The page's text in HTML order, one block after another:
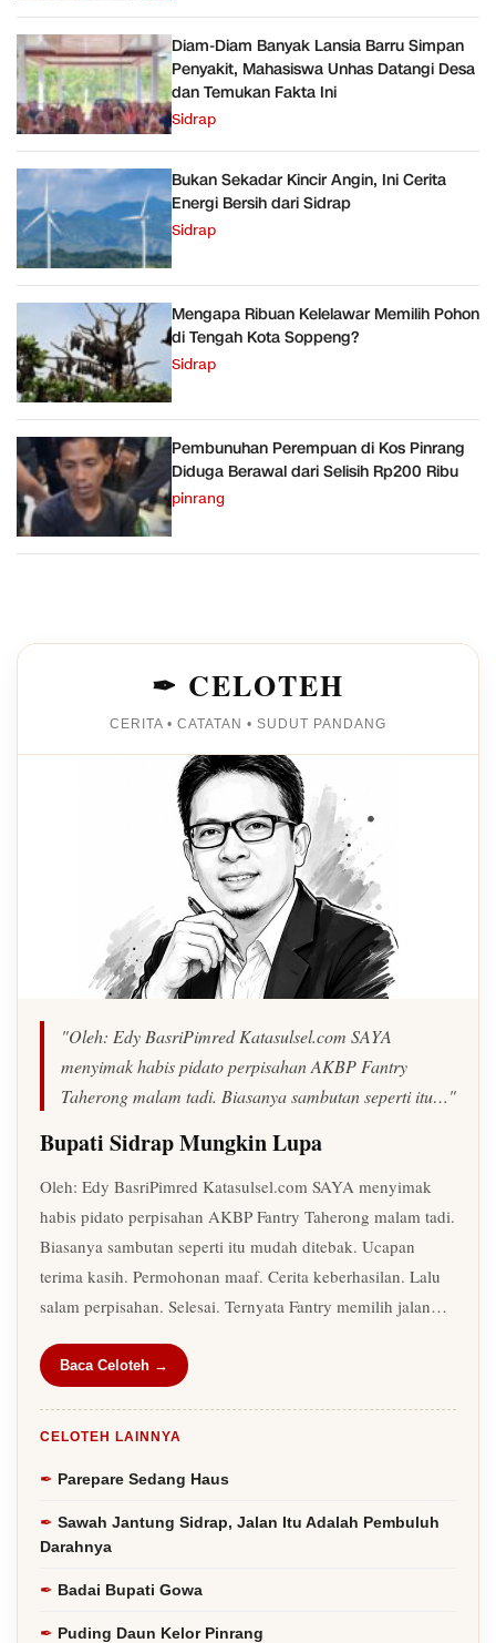
Diam-Diam Banyak Lansia Barru Simpan
Penyakit, Mahasiswa Unhas Datangi Desa
dan Temukan Fakta Ini
Sidrap
Bukan Sekadar Kincir Angin, Ini Cerita
Energi Bersih dari Sidrap
Sidrap
Mengapa Ribuan Kelelawar Memilih Pohon
di Tengah Kota Soppeng?
Sidrap
Pembunuhan Perempuan di Kos Pinrang
Diduga Berawal dari Selisih Rp200 Ribu
pinrang
✒ CELOTEH
CERITA • CATATAN • SUDUT PANDANG
"Oleh: Edy BasriPimred Katasulsel.com SAYA
menyimak habis pidato perpisahan AKBP Fantry
Taherong malam tadi. Biasanya sambutan seperti itu…"
Bupati Sidrap Mungkin Lupa
Oleh: Edy BasriPimred Katasulsel.com SAYA menyimak
habis pidato perpisahan AKBP Fantry Taherong malam tadi.
Biasanya sambutan seperti itu mudah ditebak. Ucapan
terima kasih. Permohonan maaf. Cerita keberhasilan. Lalu
salam perpisahan. Selesai. Ternyata Fantry memilih jalan…
Baca Celoteh →
CELOTEH LAINNYA
Parepare Sedang Haus
Sawah Jantung Sidrap, Jalan Itu Adalah Pembuluh
Darahnya
Badai Bupati Gowa
Puding Daun Kelor Pinrang